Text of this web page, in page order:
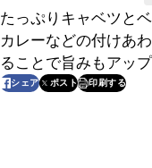
たっぷりキャベツと
カレーなどの付けあ
ることで旨みもアッ
シェア ポスト 印刷する